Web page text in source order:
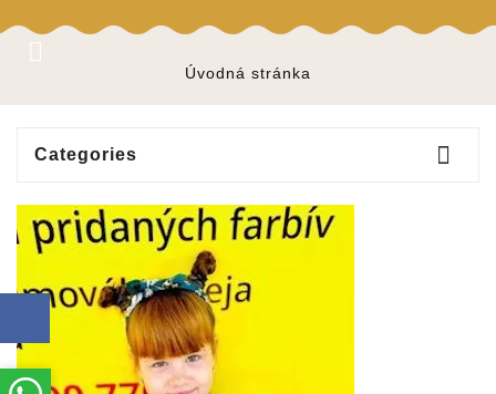

Úvodná stránka
Categories 